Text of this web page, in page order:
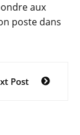
aux
poste dans
Post